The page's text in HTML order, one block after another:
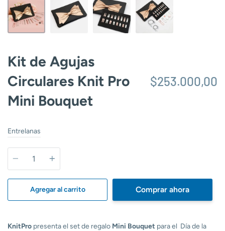
Kit de Agujas
Circulares Knit Pro
Mini Bouquet
$253.000,00
Entrelanas
Cantidad
Agregar al carrito Comprar ahora
KnitPro presenta el set de regalo Mini Bouquet para el Día de la